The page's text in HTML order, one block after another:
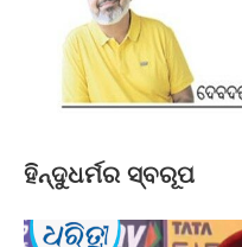
ହିନ୍ଦୁଧର୍ମର ସ୍ବରୂପ